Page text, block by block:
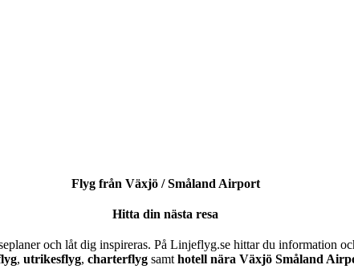
Flyg från Växjö / Småland Airport
Hitta din nästa resa
och låt dig inspireras. På Linjeflyg.se hittar du information
, utrikesflyg, charterflyg samt hotell nära Växjö Småland